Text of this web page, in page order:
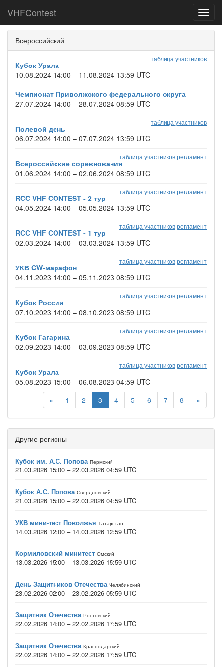
VHFContest
Всероссийский
таблица участников
Кубок Урала
10.08.2024 14:00 – 11.08.2024 13:59 UTC
Чемпионат Приволжского федерального округа
27.07.2024 14:00 – 28.07.2024 08:59 UTC
таблица участников
Полевой день
06.07.2024 14:00 – 07.07.2024 13:59 UTC
таблица участниковрегламент
Всероссийские соревнования
01.06.2024 14:00 – 02.06.2024 08:59 UTC
таблица участниковрегламент
RCC VHF CONTEST - 2 тур
04.05.2024 14:00 – 05.05.2024 13:59 UTC
таблица участниковрегламент
RCC VHF CONTEST - 1 тур
02.03.2024 14:00 – 03.03.2024 13:59 UTC
таблица участниковрегламент
УКВ CW-марафон
04.11.2023 14:00 – 05.11.2023 08:59 UTC
таблица участниковрегламент
Кубок России
07.10.2023 14:00 – 08.10.2023 08:59 UTC
таблица участниковрегламент
Кубок Гагарина
02.09.2023 14:00 – 03.09.2023 08:59 UTC
таблица участниковрегламент
Кубок Урала
05.08.2023 15:00 – 06.08.2023 04:59 UTC
«
1 2 3 4 5 6 7 8 »
Другие регионы
Кубок им. А.С. Попова Пермский
21.03.2026 15:00 – 22.03.2026 04:59 UTC
Кубок А.С. Попова Свердловский
21.03.2026 15:00 – 22.03.2026 04:59 UTC
УКВ мини-тест Поволжья Татарстан
14.03.2026 12:00 – 14.03.2026 12:59 UTC
Кормиловский минитест Омский
13.03.2026 15:00 – 13.03.2026 15:59 UTC
День Защитников Отечества Челябинский
23.02.2026 02:00 – 23.02.2026 05:59 UTC
Защитник Отечества Ростовский
22.02.2026 14:00 – 22.02.2026 17:59 UTC
Защитник Отечества Краснодарский
22.02.2026 14:00 – 22.02.2026 17:59 UTC